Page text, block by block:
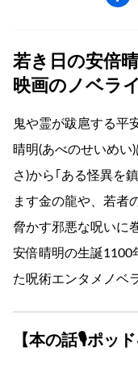
若き日の安倍
映画のノベラ
鬼や霊が跋扈する平
晴明(あべのせいめい
さ)から｢ある怪異を
ます金の龍や、若者
脅かす邪悪な呪いに
安倍晴明の生誕1100
た呪術エンタメノベ
【本の話🎙ポッド